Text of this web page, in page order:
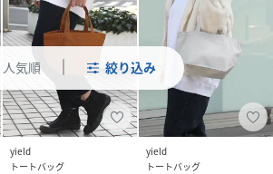
人気順 絞り込み
yield
トートバッグ
yield
トートバッグ